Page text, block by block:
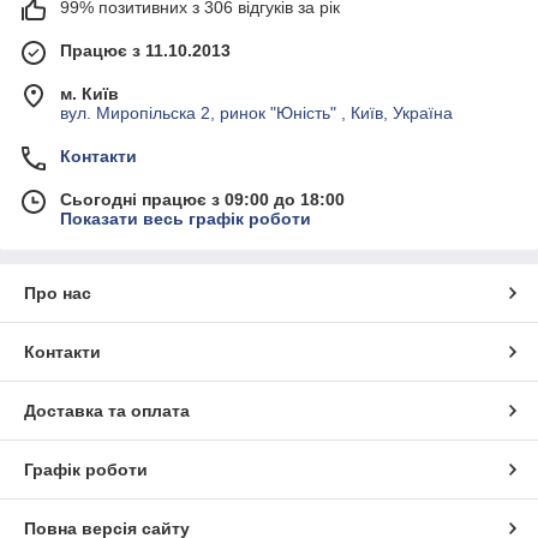
99% позитивних з 306 відгуків за рік
Працює з 11.10.2013
м. Київ
вул. Миропільска 2, ринок "Юність" , Київ, Україна
Контакти
Сьогодні працює з 09:00 до 18:00
Показати весь графік роботи
Про нас
Контакти
Доставка та оплата
Графік роботи
Повна версія сайту